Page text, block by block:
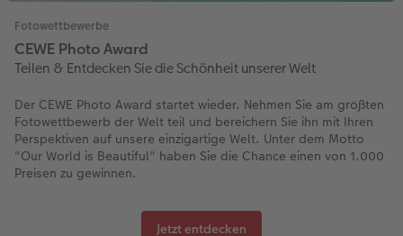
Fotowettbewerbe
CEWE Photo Award
Teilen & Entdecken Sie die Schönheit unserer Welt
Der CEWE Photo Award startet wieder. Nehmen Sie am größten
Fotowettbewerb der Welt teil und bereichern Sie ihn mit Ihren
Perspektiven auf unsere einzigartige Welt. Unter dem Motto
"Our World is Beautiful" haben Sie die Chance einen von 1.000
Preisen zu gewinnen.
Jetzt entdecken